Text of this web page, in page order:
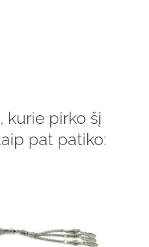
kurie pirko šį
pat patiko: